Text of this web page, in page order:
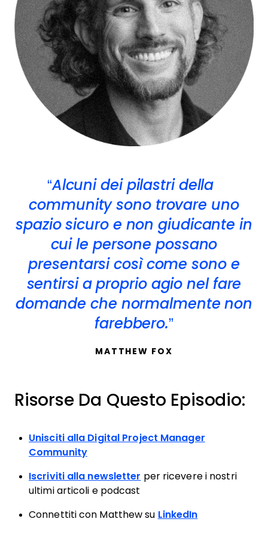
Alcuni dei pilastri della
community sono trovare uno
spazio sicuro e non giudicante in
cui le persone possano
presentarsi così come sono e
sentirsi a proprio agio nel fare
domande che normalmente non
farebbero.
MATTHEW FOX
Risorse Da Questo Episodio:
Unisciti alla Digital Project Manager
Community
Iscriviti alla newsletter per ricevere i nostri
ultimi articoli e podcast
Connettiti con Matthew su LinkedIn